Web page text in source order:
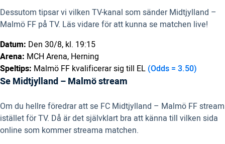
Dessutom tipsar vi vilken TV-kanal som sänder Midtjylland –
Malmö FF på TV. Läs vidare för att kunna se matchen live!
Datum: Den 30/8, kl. 19:15
Arena: MCH Arena, Herning
Speltips: Malmö FF kvalificerar sig till EL (Odds = 3.50)
Se Midtjylland – Malmö stream
Om du hellre föredrar att se FC Midtjylland – Malmö FF stream
istället för TV. Då är det självklart bra att känna till vilken sida
online som kommer streama matchen.